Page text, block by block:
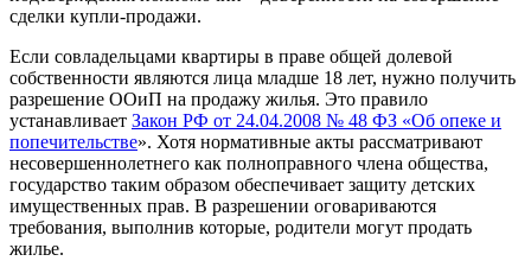
сделки купли-продажи.
Если совладельцами квартиры в праве общей долевой
собственности являются лица младше 18 лет, нужно получить
разрешение ООиП на продажу жилья. Это правило
устанавливает Закон РФ от 24.04.2008 № 48 ФЗ «Об опеке и
попечительстве». Хотя нормативные акты рассматривают
несовершеннолетнего как полноправного члена общества,
государство таким образом обеспечивает защиту детских
имущественных прав. В разрешении оговариваются
требования, выполнив которые, родители могут продать
жилье.